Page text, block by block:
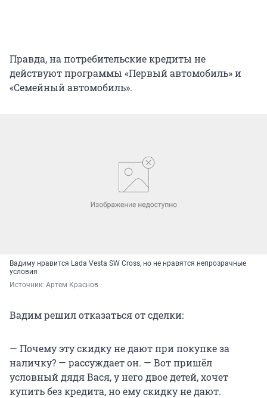
Правда, на потребительские кредиты не
действуют программы «Первый автомобиль» и
«Семейный автомобиль».
Вадиму нравится Lada Vesta SW Cross, но не нравятся непрозрачные
условия
Источник: Артем Краснов
Вадим решил отказаться от сделки:
— Почему эту скидку не дают при покупке за
наличку? — рассуждает он. — Вот пришёл
условный дядя Вася, у него двое детей, хочет
купить без кредита, но ему скидку не дают.